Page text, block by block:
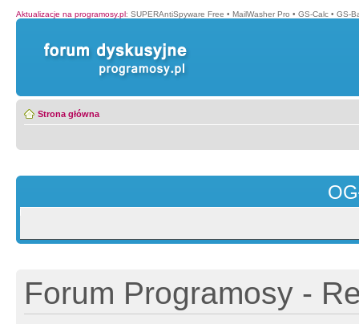
Aktualizacje na programosy.pl: SUPERAntiSpyware Free • MailWasher Pro • GS-Calc • GS-
Strona główna
Forum Programosy -